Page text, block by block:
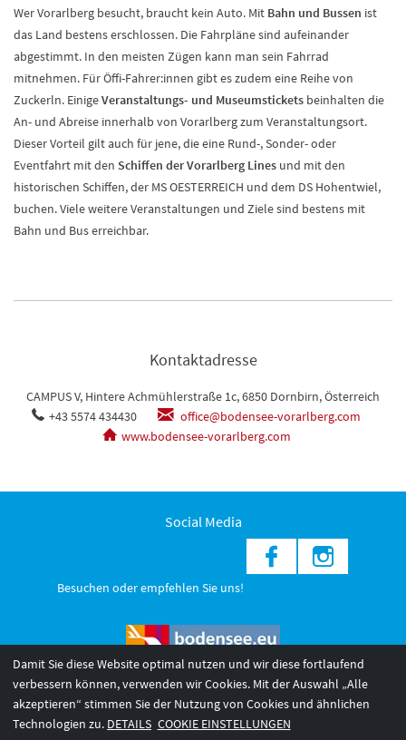
Wer Vorarlberg besucht, braucht kein Auto. Mit Bahn und Bussen ist
das Land bestens erschlossen. Die Fahrpläne sind aufeinander
abgestimmt. In den meisten Zügen kann man sein Fahrrad
mitnehmen. Für Öffi-Fahrer:innen gibt es zudem eine Reihe von
Zuckerln. EinigeVeranstaltungs- und Museumstickets beinhalten die
An- und Abreise innerhalb von Vorarlberg zum Veranstaltungsort.
Dieser Vorteil gilt auch für jene, die eine Rund-, Sonder- oder
Eventfahrt mit den Schiffen der Vorarlberg Lines und mit den
historischen Schiffen, der MS OESTERREICH und dem DS Hohentwiel,
buchen. Viele weitere Veranstaltungen und Ziele sind bestens mit
Bahn und Bus erreichbar.
Kontaktadresse
CAMPUS V, Hintere Achmühlerstraße 1c, 6850 Dornbirn, Österreich
+43 5574 434430
office@bodensee-vorarlberg.com
www.bodensee-vorarlberg.com
Social Media
Besuchen oder empfehlen Sie uns!
© 2026 Internationale Bodensee Tourismus GmbH
Damit Sie diese Website optimal nutzen und wir diese fortlaufend
verbessern können, verwenden wir Cookies. Mit der Auswahl „Alle
akzeptieren“ stimmen Sie der Nutzung von Cookies und ähnlichen
Technologien zu. DETAILS COOKIE EINSTELLUNGEN